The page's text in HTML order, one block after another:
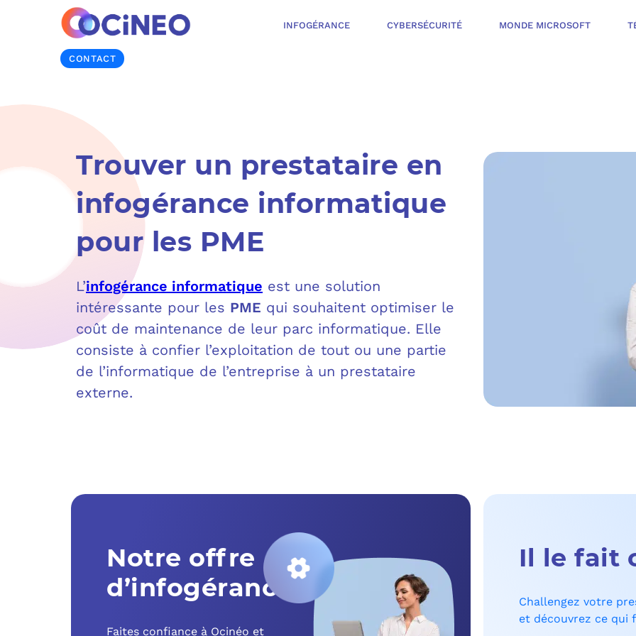
INFOGÉRANCE CYBERSÉCURITÉ MONDE MICROSOFT
CONTACT
Trouver un prestataire en
infogérance informatique
pour les PME
L’infogérance informatique est une solution
intéressante pour les PME qui souhaitent optimiser le
coût de maintenance de leur parc informatique. Elle
consiste à confier l’exploitation de tout ou une partie
de l’informatique de l’entreprise à un prestataire
externe.
Notre offre
d’infogérance
Faites confiance à Ocinéo et
Il le fait
Challengez votre
et découvrez ce qui
NOTRE
PROTÉGER
ORGANISER
MESURER ET
METTRE
OUTILS &
MONDE
MICROSOFT
MICROSOFT
MESSAGERIE
LE CLOUD SUR
BLOG